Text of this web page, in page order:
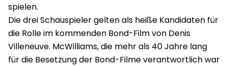
spielen.
Die drei Schauspieler gelten als heiße Kandidaten für
die Rolle im kommenden Bond-Film von Denis
Villeneuve. McWilliams, die mehr als 40 Jahre lang
für die Besetzung der Bond-Filme verantwortlich war